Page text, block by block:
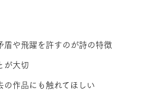
や飛躍を許すのが詩の特徴
が大切
作品にも触れてほしい